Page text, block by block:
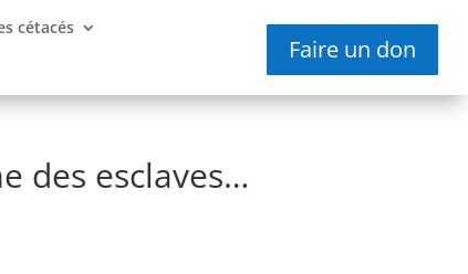
cétacés
Faire un don
des esclaves…